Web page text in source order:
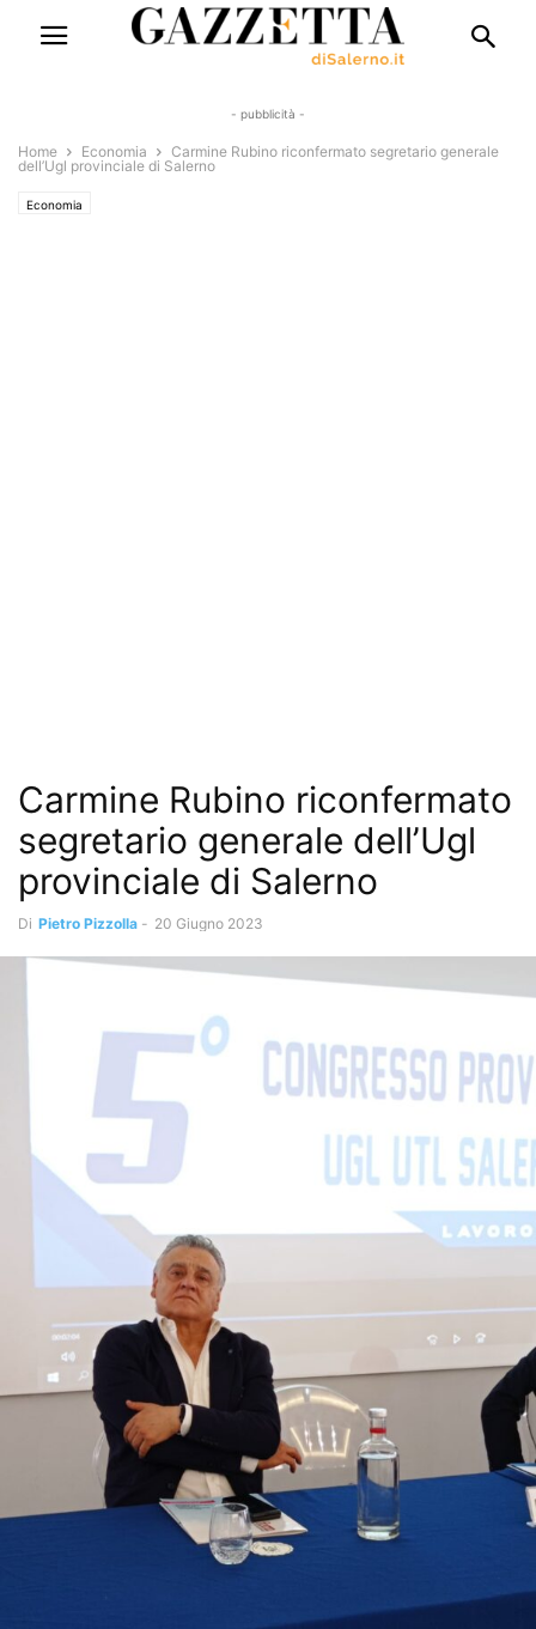
- pubblicità -
Home Economia
Carmine Rubino riconfermato segretario generale
dell’Ugl provinciale di Salerno
Economia
Carmine Rubino riconfermato
segretario generale dell’Ugl
provinciale di Salerno
Di Pietro Pizzolla - 20 Giugno 2023